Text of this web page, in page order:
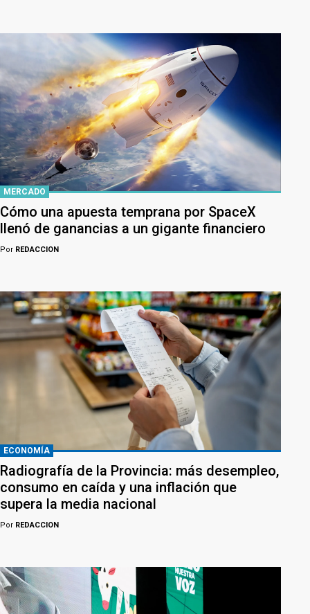
MERCADO
Cómo una apuesta temprana por SpaceX
llenó de ganancias a un gigante financiero
Por REDACCION
ECONOMÍA
Radiografía de la Provincia: más desempleo,
consumo en caída y una inflación que
supera la media nacional
Por REDACCION